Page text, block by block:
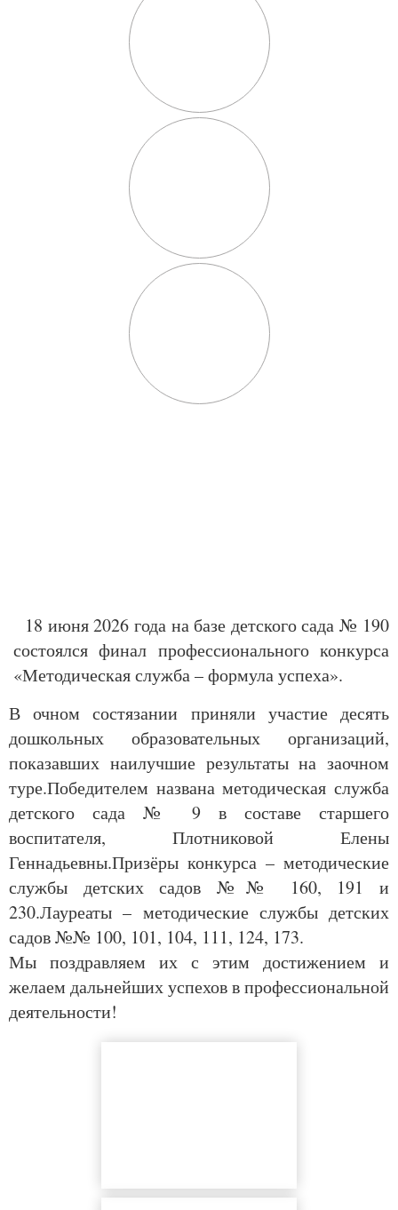
18 июня 2026 года на базе детского сада № 190
состоялся финал профессионального конкурса
«Методическая служба – формула успеха».
В очном состязании приняли участие десять
дошкольных образовательных организаций,
показавших наилучшие результаты на заочном
туре.Победителем названа методическая служба
детского сада № 9 в составе старшего
воспитателя, Плотниковой Елены
Геннадьевны.Призёры конкурса – методические
службы детских садов №№ 160, 191 и
230.Лауреаты – методические службы детских
садов №№ 100, 101, 104, 111, 124, 173.
Мы поздравляем их с этим достижением и
желаем дальнейших успехов в профессиональной
деятельности!